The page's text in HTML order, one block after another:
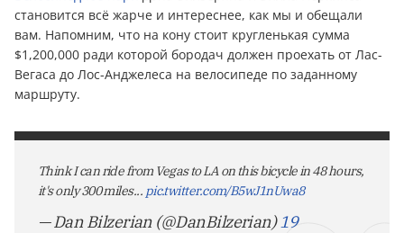
становится всё жарче и интереснее, как мы и обещали
вам. Напомним, что на кону стоит кругленькая сумма
$1,200,000 ради которой бородач должен проехать от Лас-
Вегаса до Лос-Анджелеса на велосипеде по заданному
маршруту.
Think I can ride from Vegas to LA on this bicycle in 48 hours,
it's only 300 miles... pic.twitter.com/B5wJ1nUwa8
— Dan Bilzerian (@DanBilzerian)19